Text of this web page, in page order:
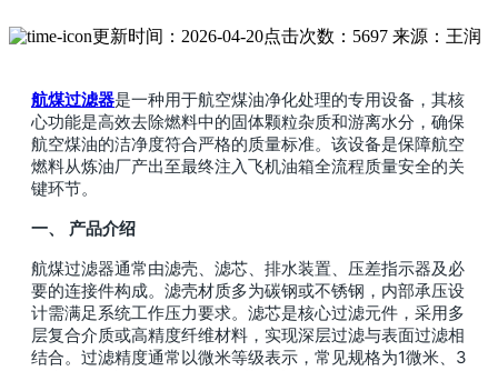
更新时间：2026-04-20点击次数：5697 来源：王润
航煤过滤器是一种用于航空煤油净化处理的专用设备，其核
心功能是高效去除燃料中的固体颗粒杂质和游离水分，确保
航空煤油的洁净度符合严格的质量标准。该设备是保障航空
燃料从炼油厂产出至最终注入飞机油箱全流程质量安全的关
键环节。
一、 产品介绍
航煤过滤器通常由滤壳、滤芯、排水装置、压差指示器及必
要的连接件构成。滤壳材质多为碳钢或不锈钢，内部承压设
计需满足系统工作压力要求。滤芯是核心过滤元件，采用多
层复合介质或高精度纤维材料，实现深层过滤与表面过滤相
结合。过滤精度通常以微米等级表示，常见规格为1微米、3